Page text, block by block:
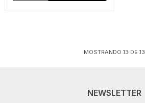
MOSTRANDO 13 DE 13
NEWSLETTER